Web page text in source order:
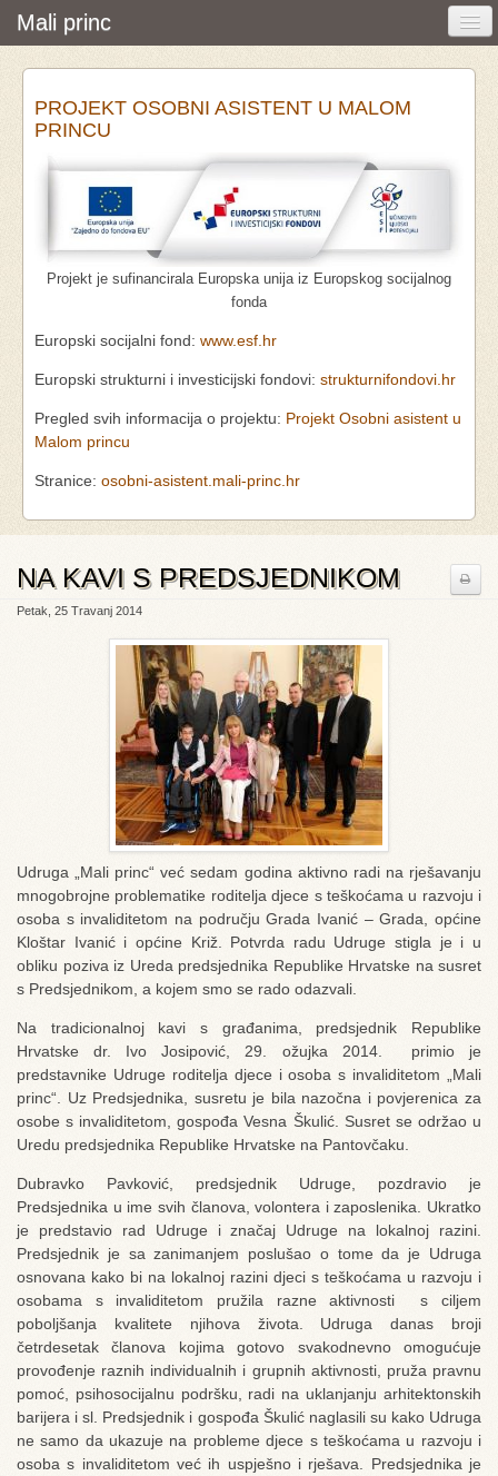
Mali princ
Početna
Vijesti i događanja
Udruga
Pretraživanje
PROJEKT OSOBNI ASISTENT U MALOM
PRINCU
Projekt je sufinancirala Europska unija iz Europskog socijalnog
fonda
Europski socijalni fond: www.esf.hr
Europski strukturni i investicijski fondovi: strukturnifondovi.hr
Pregled svih informacija o projektu: Projekt Osobni asistent u
Malom princu
Stranice: osobni-asistent.mali-princ.hr
NA KAVI S PREDSJEDNIKOM
Petak, 25 Travanj 2014
Udruga „Mali princ“ već sedam godina aktivno radi na rješavanju
mnogobrojne problematike roditelja djece s teškoćama u razvoju i
osoba s invaliditetom na području Grada Ivanić – Grada, općine
Kloštar Ivanić i općine Križ. Potvrda radu Udruge stigla je i u
obliku poziva iz Ureda predsjednika Republike Hrvatske na susret
s Predsjednikom, a kojem smo se rado odazvali.
Na tradicionalnoj kavi s građanima, predsjednik Republike
Hrvatske dr. Ivo Josipović, 29. ožujka 2014. primio je
predstavnike Udruge roditelja djece i osoba s invaliditetom „Mali
princ“. Uz Predsjednika, susretu je bila nazočna i povjerenica za
osobe s invaliditetom, gospođa Vesna Škulić. Susret se održao u
Uredu predsjednika Republike Hrvatske na Pantovčaku.
Dubravko Pavković, predsjednik Udruge, pozdravio je
Predsjednika u ime svih članova, volontera i zaposlenika. Ukratko
je predstavio rad Udruge i značaj Udruge na lokalnoj razini.
Predsjednik je sa zanimanjem poslušao o tome da je Udruga
osnovana kako bi na lokalnoj razini djeci s teškoćama u razvoju i
osobama s invaliditetom pružila razne aktivnosti s ciljem
poboljšanja kvalitete njihova života. Udruga danas broji
četrdesetak članova kojima gotovo svakodnevno omogućuje
provođenje raznih individualnih i grupnih aktivnosti, pruža pravnu
pomoć, psihosocijalnu podršku, radi na uklanjanju arhitektonskih
barijera i sl. Predsjednik i gospođa Škulić naglasili su kako Udruga
ne samo da ukazuje na probleme djece s teškoćama u razvoju i
osoba s invaliditetom već ih uspješno i rješava. Predsjednika je